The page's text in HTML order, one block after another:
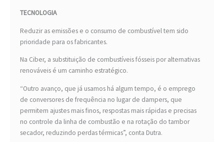
TECNOLOGIA
Reduzir as emissões e o consumo de combustível tem sido
prioridade para os fabricantes.
Na Ciber, a substituição de combustíveis fósseis por alternativas
renováveis é um caminho estratégico.
“Outro avanço, que já usamos há algum tempo, é o emprego
de conversores de frequência no lugar de dampers, que
permitem ajustes mais finos, respostas mais rápidas e precisas
no controle da linha de combustão e na rotação do tambor
secador, reduzindo perdas térmicas”, conta Dutra.